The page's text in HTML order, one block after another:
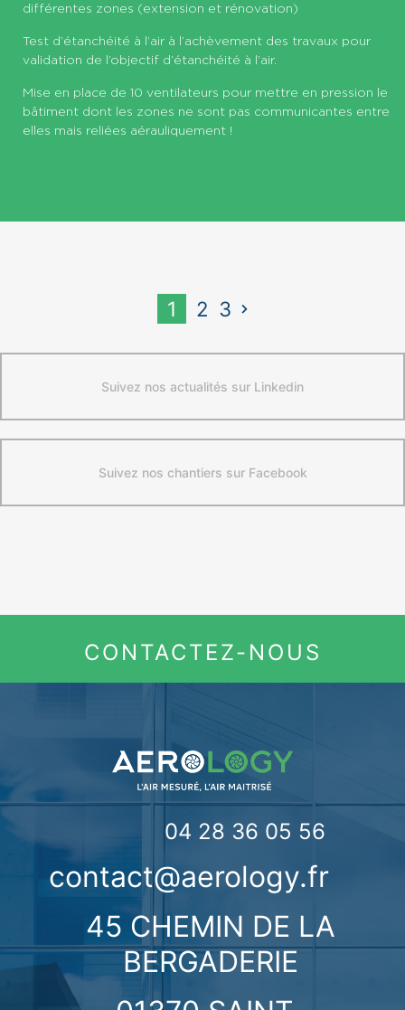
différentes zones (extension et rénovation)
Test d’étanchéité à l’air à l’achèvement des travaux pour
validation de l’objectif d’étanchéité à l’air.
Mise en place de 10 ventilateurs pour mettre en pression le
bâtiment dont les zones ne sont pas communicantes entre
elles mais reliées aérauliquement !
1 2 3
Suivez nos actualités sur Linkedin
Suivez nos chantiers sur Facebook
CONTACTEZ-NOUS
04 28 36 05 56
contact@aerology.fr
45 CHEMIN DE LA
BERGADERIE